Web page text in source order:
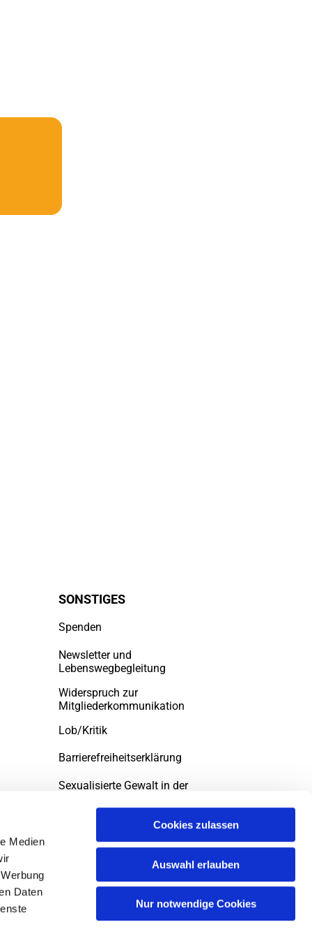
Medien
Daten
Cookies zulassen
Auswahl erlauben
Nur notwendige Cookies
SONSTIGES
Spenden
Newsletter und
Lebenswegbegleitung
Widerspruch zur
Mitgliederkommunikation
Lob/Kritik
Barrierefreiheitserklärung
Sexualisierte Gewalt in der